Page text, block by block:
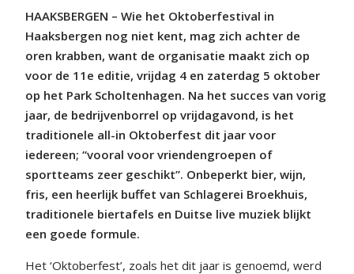
HAAKSBERGEN – Wie het Oktoberfestival in
Haaksbergen nog niet kent, mag zich achter de
oren krabben, want de organisatie maakt zich op
voor de 11e editie, vrijdag 4 en zaterdag 5 oktober
op het Park Scholtenhagen. Na het succes van vorig
jaar, de bedrijvenborrel op vrijdagavond, is het
traditionele all-in Oktoberfest dit jaar voor
iedereen; “vooral voor vriendengroepen of
sportteams zeer geschikt”. Onbeperkt bier, wijn,
fris, een heerlijk buffet van Schlagerei Broekhuis,
traditionele biertafels en Duitse live muziek blijkt
een goede formule.
Het ‘Oktoberfest’, zoals het dit jaar is genoemd, werd